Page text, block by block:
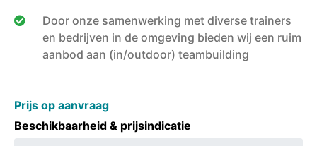
Door onze samenwerking met diverse trainers
en bedrijven in de omgeving bieden wij een ruim
aanbod aan (in/outdoor) teambuilding
Prijs op aanvraag
Beschikbaarheid & prijsindicatie